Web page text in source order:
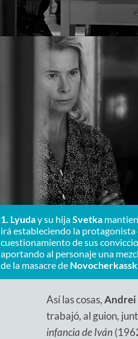
1. Lyuday su hijaSvetka
irá estableciendo la
cuestionamiento de sus
aportando al personaje una
de la masacre de Novocherkassk
Así las cosas,Andrei
trabajó, al guion,
infancia de Iván